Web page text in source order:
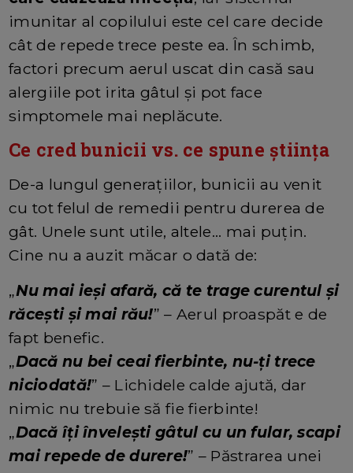
imunitar al copilului este cel care decide
cât de repede trece peste ea. În schimb,
factori precum aerul uscat din casă sau
alergiile pot irita gâtul și pot face
simptomele mai neplăcute.
Ce cred bunicii vs. ce spune știința
De-a lungul generațiilor, bunicii au venit
cu tot felul de remedii pentru durerea de
gât. Unele sunt utile, altele... mai puțin.
Cine nu a auzit măcar o dată de:
„Nu mai ieși afară, că te trage curentul și
răcești și mai rău!” – Aerul proaspăt e de
fapt benefic.
„Dacă nu bei ceai fierbinte, nu-ți trece
niciodată!” – Lichidele calde ajută, dar
nimic nu trebuie să fie fierbinte!
„Dacă îți învelești gâtul cu un fular, scapi
mai repede de durere!” – Păstrarea unei